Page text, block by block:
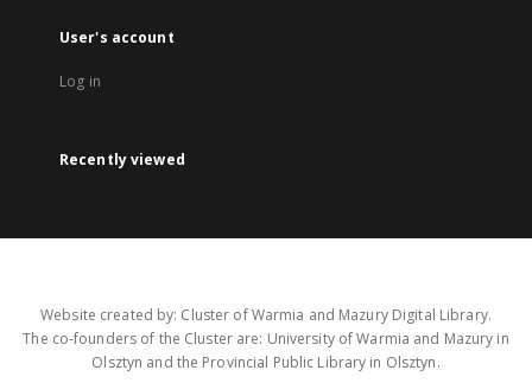
User's account
Log in
Recently viewed
Website created by: Cluster of Warmia and Mazury Digital Library.
The co-founders of the Cluster are: University of Warmia and Mazury in
Olsztyn and the Provincial Public Library in Olsztyn.